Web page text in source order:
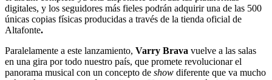
digitales, y los seguidores más fieles podrán adquirir una de las 500
únicas copias físicas producidas a través de la tienda oficial de
Altafonte.
Paralelamente a este lanzamiento, Varry Brava vuelve a las salas
en una gira por todo nuestro país, que promete revolucionar el
panorama musical con un concepto de show diferente que va mucho